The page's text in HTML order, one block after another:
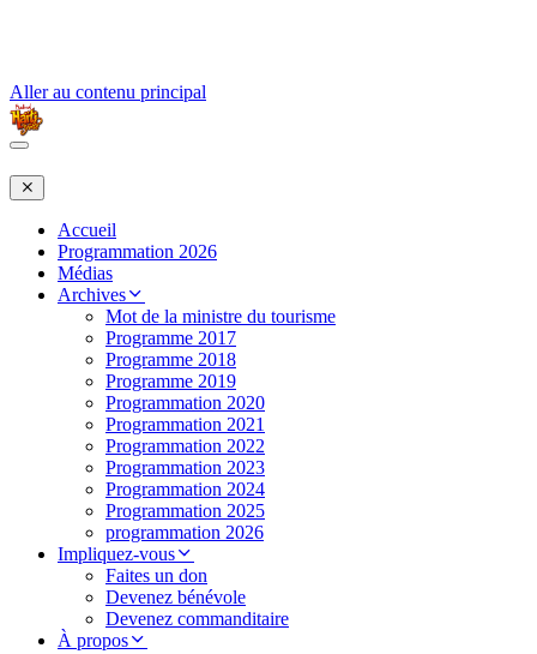
Aller au contenu principal
Accueil
Programmation 2026
Médias
Archives
Mot de la ministre du tourisme
Programme 2017
Programme 2018
Programme 2019
Programmation 2020
Programmation 2021
Programmation 2022
Programmation 2023
Programmation 2024
Programmation 2025
programmation 2026
Impliquez-vous
Faites un don
Devenez bénévole
Devenez commanditaire
À propos